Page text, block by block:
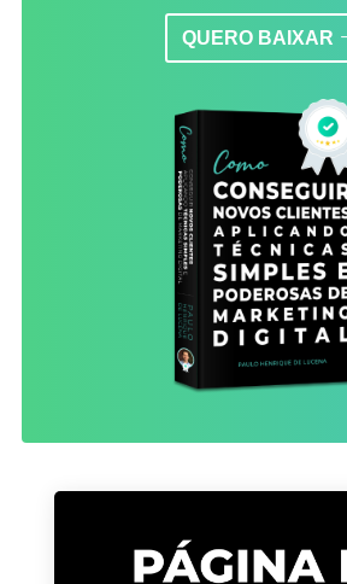
QUERO BAIXAR